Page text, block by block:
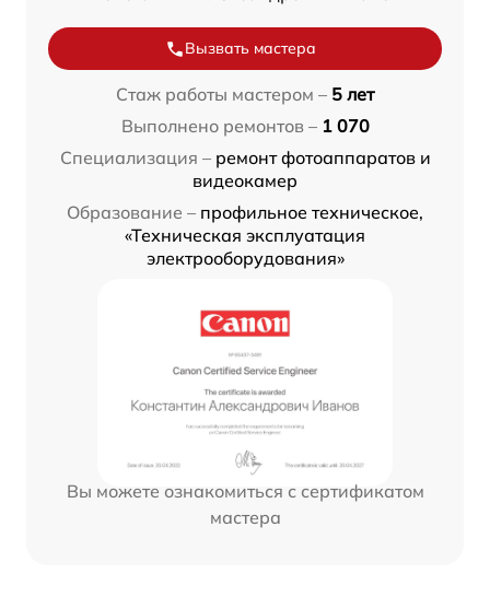
Вызвать мастера
Стаж работы мастером – 5 лет
Выполнено ремонтов – 1 070
Специализация – ремонт фотоаппаратов и
видеокамер
Образование – профильное техническое,
«Техническая эксплуатация
электрооборудования»
Вы можете ознакомиться с сертификатом
мастера